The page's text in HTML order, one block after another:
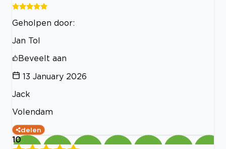
Geholpen door:
Jan Tol
Beveelt aan
13 January 2026
Jack
Volendam
delen
10